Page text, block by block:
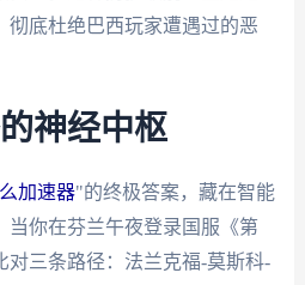
彻底杜绝巴西玩家遭遇过的恶
神经中枢
加速器"的终极答案，藏在智能
当你在芬兰午夜登录国服《第
对三条路径：法兰克福-莫斯科-